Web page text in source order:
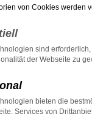
von Cookies werden
sind
der Webseite zu
bieten die
Services von